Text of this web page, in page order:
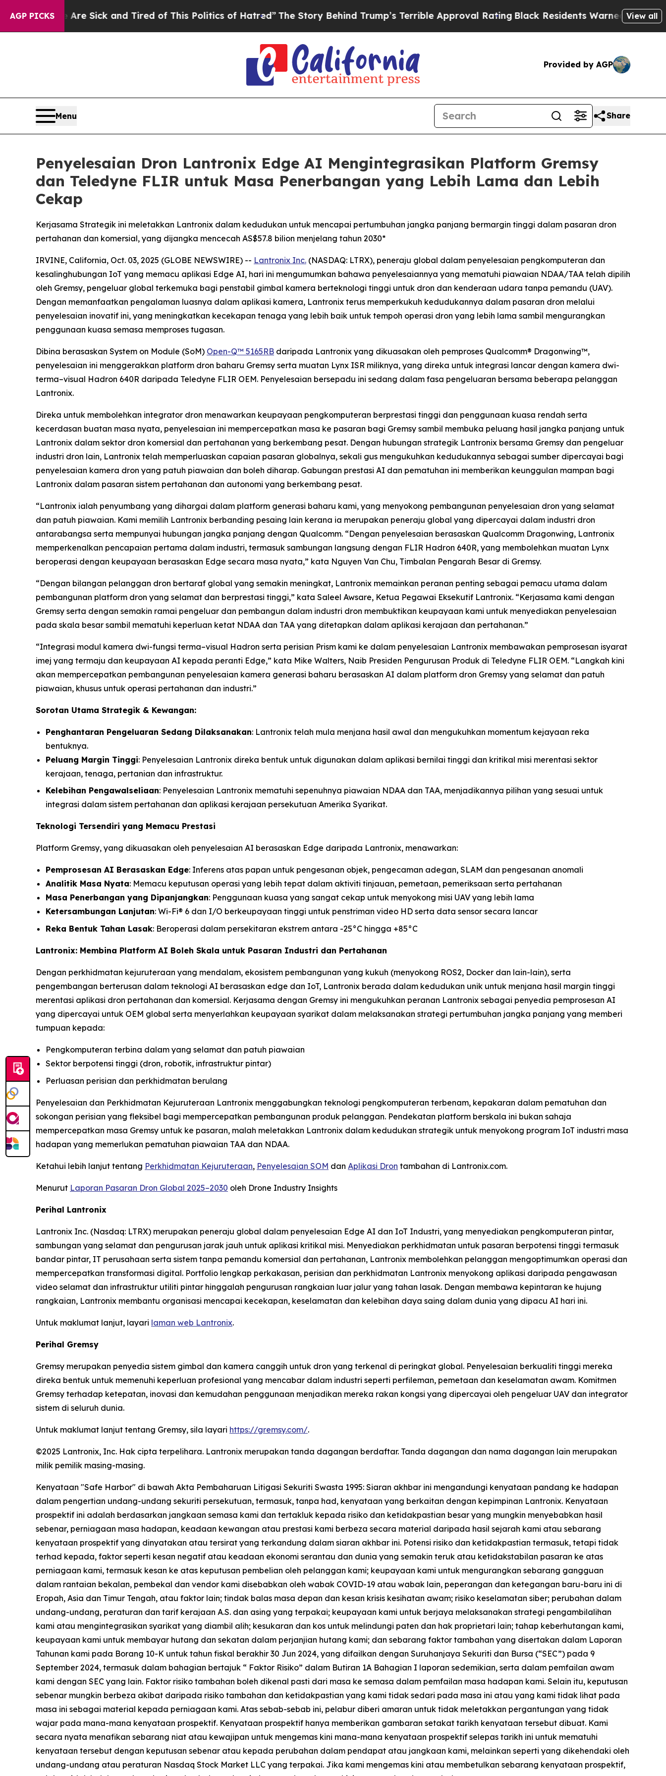
AGP PICKS
Are Sick and Tired of This Politics of Hatred”The Story Behind Trump’s Terrible Approval RatingBlack Residents Warned of Abusive Cops for
View all
Provided by AGP
Menu Share
Penyelesaian Dron Lantronix Edge AI Mengintegrasikan Platform Gremsy
dan Teledyne FLIR untuk Masa Penerbangan yang Lebih Lama dan Lebih
Cekap
Kerjasama Strategik ini meletakkan Lantronix dalam kedudukan untuk mencapai pertumbuhan jangka panjang bermargin tinggi dalam pasaran dron
pertahanan dan komersial, yang dijangka mencecah AS$57.8 bilion menjelang tahun 2030*
IRVINE, California, Oct. 03, 2025 (GLOBE NEWSWIRE) -- Lantronix Inc. (NASDAQ: LTRX), peneraju global dalam penyelesaian pengkomputeran dan
kesalinghubungan IoT yang memacu aplikasi Edge AI, hari ini mengumumkan bahawa penyelesaiannya yang mematuhi piawaian NDAA/TAA telah dipilih
oleh Gremsy, pengeluar global terkemuka bagi penstabil gimbal kamera berteknologi tinggi untuk dron dan kenderaan udara tanpa pemandu (UAV).
Dengan memanfaatkan pengalaman luasnya dalam aplikasi kamera, Lantronix terus memperkukuh kedudukannya dalam pasaran dron melalui
penyelesaian inovatif ini, yang meningkatkan kecekapan tenaga yang lebih baik untuk tempoh operasi dron yang lebih lama sambil mengurangkan
penggunaan kuasa semasa memproses tugasan.
Dibina berasaskan System on Module (SoM) Open-Q™ 5165RB daripada Lantronix yang dikuasakan oleh pemproses Qualcomm® Dragonwing™,
penyelesaian ini menggerakkan platform dron baharu Gremsy serta muatan Lynx ISR miliknya, yang direka untuk integrasi lancar dengan kamera dwi-
terma–visual Hadron 640R daripada Teledyne FLIR OEM. Penyelesaian bersepadu ini sedang dalam fasa pengeluaran bersama beberapa pelanggan
Lantronix.
Direka untuk membolehkan integrator dron menawarkan keupayaan pengkomputeran berprestasi tinggi dan penggunaan kuasa rendah serta
kecerdasan buatan masa nyata, penyelesaian ini mempercepatkan masa ke pasaran bagi Gremsy sambil membuka peluang hasil jangka panjang untuk
Lantronix dalam sektor dron komersial dan pertahanan yang berkembang pesat. Dengan hubungan strategik Lantronix bersama Gremsy dan pengeluar
industri dron lain, Lantronix telah memperluaskan capaian pasaran globalnya, sekali gus mengukuhkan kedudukannya sebagai sumber dipercayai bagi
penyelesaian kamera dron yang patuh piawaian dan boleh diharap. Gabungan prestasi AI dan pematuhan ini memberikan keunggulan mampan bagi
Lantronix dalam pasaran sistem pertahanan dan autonomi yang berkembang pesat.
“Lantronix ialah penyumbang yang dihargai dalam platform generasi baharu kami, yang menyokong pembangunan penyelesaian dron yang selamat
dan patuh piawaian. Kami memilih Lantronix berbanding pesaing lain kerana ia merupakan peneraju global yang dipercayai dalam industri dron
antarabangsa serta mempunyai hubungan jangka panjang dengan Qualcomm. “Dengan penyelesaian berasaskan Qualcomm Dragonwing, Lantronix
memperkenalkan pencapaian pertama dalam industri, termasuk sambungan langsung dengan FLIR Hadron 640R, yang membolehkan muatan Lynx
beroperasi dengan keupayaan berasaskan Edge secara masa nyata,” kata Nguyen Van Chu, Timbalan Pengarah Besar di Gremsy.
“Dengan bilangan pelanggan dron bertaraf global yang semakin meningkat, Lantronix memainkan peranan penting sebagai pemacu utama dalam
pembangunan platform dron yang selamat dan berprestasi tinggi,” kata Saleel Awsare, Ketua Pegawai Eksekutif Lantronix. “Kerjasama kami dengan
Gremsy serta dengan semakin ramai pengeluar dan pembangun dalam industri dron membuktikan keupayaan kami untuk menyediakan penyelesaian
pada skala besar sambil mematuhi keperluan ketat NDAA dan TAA yang ditetapkan dalam aplikasi kerajaan dan pertahanan.”
“Integrasi modul kamera dwi-fungsi terma–visual Hadron serta perisian Prism kami ke dalam penyelesaian Lantronix membawakan pemprosesan isyarat
imej yang termaju dan keupayaan AI kepada peranti Edge,” kata Mike Walters, Naib Presiden Pengurusan Produk di Teledyne FLIR OEM. “Langkah kini
akan mempercepatkan pembangunan penyelesaian kamera generasi baharu berasaskan AI dalam platform dron Gremsy yang selamat dan patuh
piawaian, khusus untuk operasi pertahanan dan industri.”
Sorotan Utama Strategik & Kewangan:
Penghantaran Pengeluaran Sedang Dilaksanakan: Lantronix telah mula menjana hasil awal dan mengukuhkan momentum kejayaan reka
bentuknya.
Peluang Margin Tinggi: Penyelesaian Lantronix direka bentuk untuk digunakan dalam aplikasi bernilai tinggi dan kritikal misi merentasi sektor
kerajaan, tenaga, pertanian dan infrastruktur.
Kelebihan Pengawalseliaan: Penyelesaian Lantronix mematuhi sepenuhnya piawaian NDAA dan TAA, menjadikannya pilihan yang sesuai untuk
integrasi dalam sistem pertahanan dan aplikasi kerajaan persekutuan Amerika Syarikat.
Teknologi Tersendiri yang Memacu Prestasi
Platform Gremsy, yang dikuasakan oleh penyelesaian AI berasaskan Edge daripada Lantronix, menawarkan:
Pemprosesan AI Berasaskan Edge: Inferens atas papan untuk pengesanan objek, pengecaman adegan, SLAM dan pengesanan anomali
Analitik Masa Nyata: Memacu keputusan operasi yang lebih tepat dalam aktiviti tinjauan, pemetaan, pemeriksaan serta pertahanan
Masa Penerbangan yang Dipanjangkan: Penggunaan kuasa yang sangat cekap untuk menyokong misi UAV yang lebih lama
Ketersambungan Lanjutan: Wi-Fi® 6 dan I/O berkeupayaan tinggi untuk penstriman video HD serta data sensor secara lancar
Reka Bentuk Tahan Lasak: Beroperasi dalam persekitaran ekstrem antara -25°C hingga +85°C
Lantronix: Membina Platform AI Boleh Skala untuk Pasaran Industri dan Pertahanan
Dengan perkhidmatan kejuruteraan yang mendalam, ekosistem pembangunan yang kukuh (menyokong ROS2, Docker dan lain-lain), serta
pengembangan berterusan dalam teknologi AI berasaskan edge dan IoT, Lantronix berada dalam kedudukan unik untuk menjana hasil margin tinggi
merentasi aplikasi dron pertahanan dan komersial. Kerjasama dengan Gremsy ini mengukuhkan peranan Lantronix sebagai penyedia pemprosesan AI
yang dipercayai untuk OEM global serta menyerlahkan keupayaan syarikat dalam melaksanakan strategi pertumbuhan jangka panjang yang memberi
tumpuan kepada:
Pengkomputeran terbina dalam yang selamat dan patuh piawaian
Sektor berpotensi tinggi (dron, robotik, infrastruktur pintar)
Perluasan perisian dan perkhidmatan berulang
Penyelesaian dan Perkhidmatan Kejuruteraan Lantronix menggabungkan teknologi pengkomputeran terbenam, kepakaran dalam pematuhan dan
sokongan perisian yang fleksibel bagi mempercepatkan pembangunan produk pelanggan. Pendekatan platform berskala ini bukan sahaja
mempercepatkan masa Gremsy untuk ke pasaran, malah meletakkan Lantronix dalam kedudukan strategik untuk menyokong program IoT industri masa
hadapan yang memerlukan pematuhan piawaian TAA dan NDAA.
Ketahui lebih lanjut tentang Perkhidmatan Kejuruteraan, Penyelesaian SOM dan Aplikasi Dron tambahan di Lantronix.com.
Menurut Laporan Pasaran Dron Global 2025–2030 oleh Drone Industry Insights
Perihal Lantronix
Lantronix Inc. (Nasdaq: LTRX) merupakan peneraju global dalam penyelesaian Edge AI dan IoT Industri, yang menyediakan pengkomputeran pintar,
sambungan yang selamat dan pengurusan jarak jauh untuk aplikasi kritikal misi. Menyediakan perkhidmatan untuk pasaran berpotensi tinggi termasuk
bandar pintar, IT perusahaan serta sistem tanpa pemandu komersial dan pertahanan, Lantronix membolehkan pelanggan mengoptimumkan operasi dan
mempercepatkan transformasi digital. Portfolio lengkap perkakasan, perisian dan perkhidmatan Lantronix menyokong aplikasi daripada pengawasan
video selamat dan infrastruktur utiliti pintar hinggalah pengurusan rangkaian luar jalur yang tahan lasak. Dengan membawa kepintaran ke hujung
rangkaian, Lantronix membantu organisasi mencapai kecekapan, keselamatan dan kelebihan daya saing dalam dunia yang dipacu AI hari ini.
Untuk maklumat lanjut, layari laman web Lantronix.
Perihal Gremsy
Gremsy merupakan penyedia sistem gimbal dan kamera canggih untuk dron yang terkenal di peringkat global. Penyelesaian berkualiti tinggi mereka
direka bentuk untuk memenuhi keperluan profesional yang mencabar dalam industri seperti perfileman, pemetaan dan keselamatan awam. Komitmen
Gremsy terhadap ketepatan, inovasi dan kemudahan penggunaan menjadikan mereka rakan kongsi yang dipercayai oleh pengeluar UAV dan integrator
sistem di seluruh dunia.
Untuk maklumat lanjut tentang Gremsy, sila layari https://gremsy.com/.
©2025 Lantronix, Inc. Hak cipta terpelihara. Lantronix merupakan tanda dagangan berdaftar. Tanda dagangan dan nama dagangan lain merupakan
milik pemilik masing-masing.
Kenyataan "Safe Harbor" di bawah Akta Pembaharuan Litigasi Sekuriti Swasta 1995: Siaran akhbar ini mengandungi kenyataan pandang ke hadapan
dalam pengertian undang-undang sekuriti persekutuan, termasuk, tanpa had, kenyataan yang berkaitan dengan kepimpinan Lantronix. Kenyataan
prospektif ini adalah berdasarkan jangkaan semasa kami dan tertakluk kepada risiko dan ketidakpastian besar yang mungkin menyebabkan hasil
sebenar, perniagaan masa hadapan, keadaan kewangan atau prestasi kami berbeza secara material daripada hasil sejarah kami atau sebarang
kenyataan prospektif yang dinyatakan atau tersirat yang terkandung dalam siaran akhbar ini. Potensi risiko dan ketidakpastian termasuk, tetapi tidak
terhad kepada, faktor seperti kesan negatif atau keadaan ekonomi serantau dan dunia yang semakin teruk atau ketidakstabilan pasaran ke atas
perniagaan kami, termasuk kesan ke atas keputusan pembelian oleh pelanggan kami; keupayaan kami untuk mengurangkan sebarang gangguan
dalam rantaian bekalan, pembekal dan vendor kami disebabkan oleh wabak COVID-19 atau wabak lain, peperangan dan ketegangan baru-baru ini di
Eropah, Asia dan Timur Tengah, atau faktor lain; tindak balas masa depan dan kesan krisis kesihatan awam; risiko keselamatan siber; perubahan dalam
undang-undang, peraturan dan tarif kerajaan A.S. dan asing yang terpakai; keupayaan kami untuk berjaya melaksanakan strategi pengambilalihan
kami atau mengintegrasikan syarikat yang diambil alih; kesukaran dan kos untuk melindungi paten dan hak proprietari lain; tahap keberhutangan kami,
keupayaan kami untuk membayar hutang dan sekatan dalam perjanjian hutang kami; dan sebarang faktor tambahan yang disertakan dalam Laporan
Tahunan kami pada Borang 10-K untuk tahun fiskal berakhir 30 Jun 2024, yang difailkan dengan Suruhanjaya Sekuriti dan Bursa (“SEC”) pada 9
September 2024, termasuk dalam bahagian bertajuk “ Faktor Risiko” dalam Butiran 1A Bahagian I laporan sedemikian, serta dalam pemfailan awam
kami dengan SEC yang lain. Faktor risiko tambahan boleh dikenal pasti dari masa ke semasa dalam pemfailan masa hadapan kami. Selain itu, keputusan
sebenar mungkin berbeza akibat daripada risiko tambahan dan ketidakpastian yang kami tidak sedari pada masa ini atau yang kami tidak lihat pada
masa ini sebagai material kepada perniagaan kami. Atas sebab-sebab ini, pelabur diberi amaran untuk tidak meletakkan pergantungan yang tidak
wajar pada mana-mana kenyataan prospektif. Kenyataan prospektif hanya memberikan gambaran setakat tarikh kenyataan tersebut dibuat. Kami
secara nyata menafikan sebarang niat atau kewajipan untuk mengemas kini mana-mana kenyataan prospektif selepas tarikh ini untuk mematuhi
kenyataan tersebut dengan keputusan sebenar atau kepada perubahan dalam pendapat atau jangkaan kami, melainkan seperti yang dikehendaki oleh
undang-undang atau peraturan Nasdaq Stock Market LLC yang terpakai. Jika kami mengemas kini atau membetulkan sebarang kenyataan prospektif,